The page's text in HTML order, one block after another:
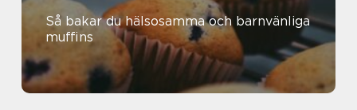
Så bakar du hälsosamma och barnvänliga
muffins